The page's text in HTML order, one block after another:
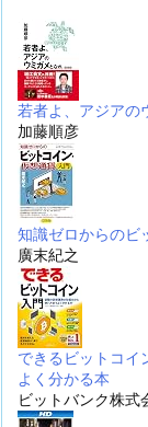
若者よ、アジア
加藤順彦
知識ゼロからのビ
廣末紀之
できるビットコイ
よく分かる本
ビットバンク株式